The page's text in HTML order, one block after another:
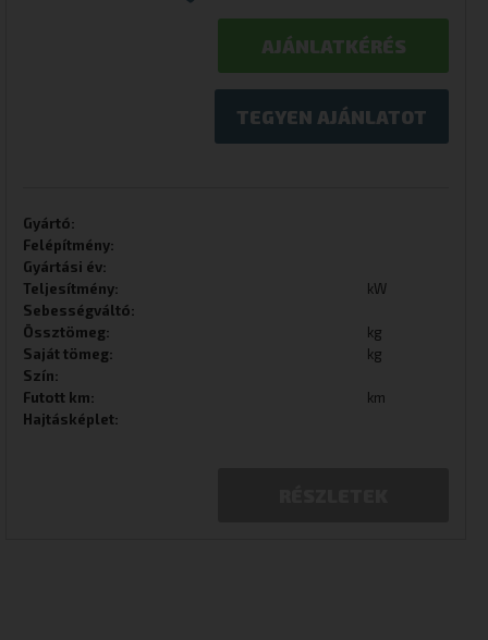
AJÁNLATKÉRÉS
TEGYEN AJÁNLATOT
Gyártó:
Felépítmény:
Gyártási év:
Teljesítmény:
kW
Sebességváltó:
Össztömeg:
kg
Saját tömeg:
kg
Szín:
Futott km:
km
Hajtásképlet: